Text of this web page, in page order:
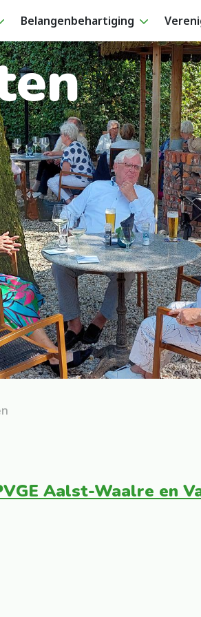
Belangenbehartiging
Aalst-Waalre en